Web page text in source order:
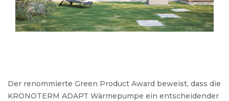
Der renommierte Green Product Award beweist, dass die
KRONOTERM ADAPT Wärmepumpe ein entscheidender